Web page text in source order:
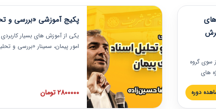
سوی گروه
های
است که
ایندوره
پکیج آموزشی «بررسی و
یکی از آموزش‏‏‏‏‏‏ های بسیار
امور پیمان، سمینار «بررسی و
عملی در این خصوص ارائه شده
2800000 تومان